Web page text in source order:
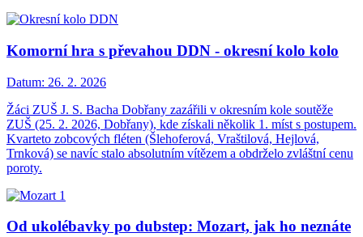
Komorní hra s převahou DDN - okresní kolo kolo
Datum: 26. 2. 2026
Žáci ZUŠ J. S. Bacha Dobřany zazářili v okresním kole soutěže
ZUŠ (25. 2. 2026, Dobřany), kde získali několik 1. míst s postupem.
Kvarteto zobcových fléten (Šlehoferová, Vraštilová, Hejlová,
Trnková) se navíc stalo absolutním vítězem a obdrželo zvláštní cenu
poroty.
Od ukolébavky po dubstep: Mozart, jak ho neznáte